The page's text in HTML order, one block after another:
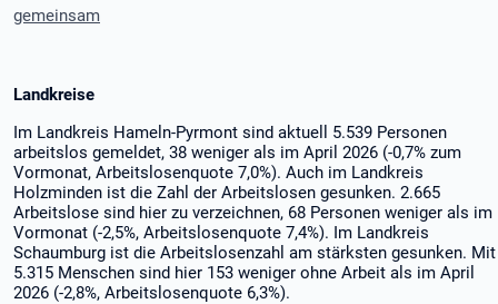
gemeinsam
Landkreise
Im Landkreis Hameln-Pyrmont sind aktuell 5.539 Personen
arbeitslos gemeldet, 38 weniger als im April 2026 (-0,7% zum
Vormonat, Arbeitslosenquote 7,0%). Auch im Landkreis
Holzminden ist die Zahl der Arbeitslosen gesunken. 2.665
Arbeitslose sind hier zu verzeichnen, 68 Personen weniger als im
Vormonat (-2,5%, Arbeitslosenquote 7,4%). Im Landkreis
Schaumburg ist die Arbeitslosenzahl am stärksten gesunken. Mit
5.315 Menschen sind hier 153 weniger ohne Arbeit als im April
2026 (-2,8%, Arbeitslosenquote 6,3%).